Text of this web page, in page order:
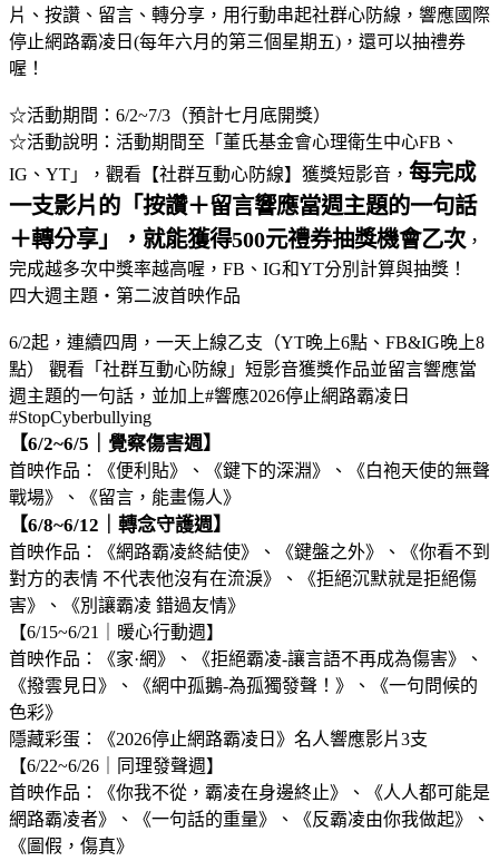
片、按讚、留言、轉分享，用行動串起社群心防線，響應國際
停止網路霸凌日(每年六月的第三個星期五)，還可以抽禮券
喔！
☆活動期間：6/2~7/3（預計七月底開獎）
☆活動說明：活動期間至「董氏基金會心理衛生中心FB、
IG、YT」，觀看【社群互動心防線】獲獎短影音， 每完成
一支影片的「按讚＋留言響應當週主題的一句話
＋轉分享」，就能獲得500元禮券抽獎機會乙次 ，
完成越多次中獎率越高喔，FB、IG和YT分別計算與抽獎！
四大週主題・第二波首映作品
6/2起，連續四周，一天上線乙支（YT晚上6點、FB&IG晚上8
點） 觀看「社群互動心防線」短影音獲獎作品並留言響應當
週主題的一句話，並加上#響應2026停止網路霸凌日
#StopCyberbullying
【6/2~6/5｜覺察傷害週】
首映作品：《便利貼》、《鍵下的深淵》、《白袍天使的無聲
戰場》、《留言，能畫傷人》
【6/8~6/12｜轉念守護週】
首映作品：《網路霸凌終結使》、《鍵盤之外》、《你看不到
對方的表情 不代表他沒有在流淚》、《拒絕沉默就是拒絕傷
害》、《別讓霸凌 錯過友情》
【6/15~6/21｜暖心行動週】
首映作品：《家·網》、《拒絕霸凌-讓言語不再成為傷害》、
《撥雲見日》、《網中孤鵝-為孤獨發聲！》、《一句問候的
色彩》
隱藏彩蛋：《2026停止網路霸凌日》名人響應影片3支
【6/22~6/26｜同理發聲週】
首映作品：《你我不從，霸凌在身邊終止》、《人人都可能是
網路霸凌者》、《一句話的重量》、《反霸凌由你我做起》、
《圖假，傷真》